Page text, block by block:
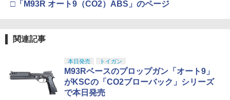
□「M93R オート9（CO2）ABS」のページ
関連記事
本日発売 トイガン
M93Rベースのプロップガン「オート9」
がKSCの「CO2ブローバック」シリーズ
で本日発売